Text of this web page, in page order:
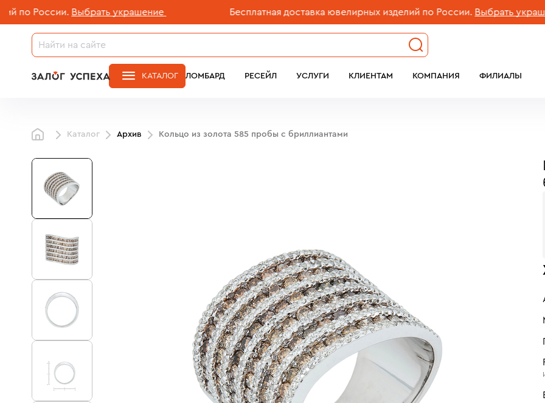
России. Выбрать украшение Бесплатная доставка ювелирных изделий по России. Выбрать
ЛОМБАРД РЕСЕЙЛ УСЛУГИ КЛИЕНТАМ КОМПАНИЯ ФИЛИАЛЫ
КАТАЛОГ
Каталог Архив Кольцо из золота 585 пробы c бриллиантами